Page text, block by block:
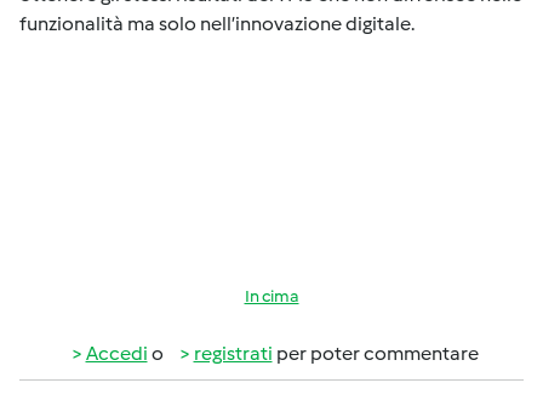
funzionalità ma solo nell’innovazione digitale.
In cima
Accedi o registrati per poter commentare